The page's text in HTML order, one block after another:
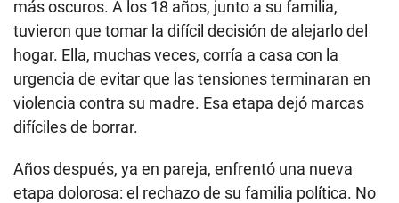
más oscuros. A los 18 años, junto a su familia,
tuvieron que tomar la difícil decisión de alejarlo del
hogar. Ella, muchas veces, corría a casa con la
urgencia de evitar que las tensiones terminaran en
violencia contra su madre. Esa etapa dejó marcas
difíciles de borrar.
Años después, ya en pareja, enfrentó una nueva
etapa dolorosa: el rechazo de su familia política. No